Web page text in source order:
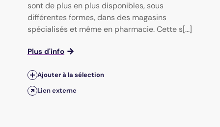
sont de plus en plus disponibles, sous
différentes formes, dans des magasins
spécialisés et même en pharmacie. Cette s[...]
Plus d'info
Ajouter à la sélection
Lien externe